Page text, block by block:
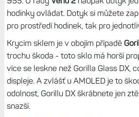
hodinky ovládat. Dotyk si můžete
pro prostředí hodinek, tak pro
Krycím sklem je v obojím případě
trochu škoda - toto sklo má horší
více se leskne než Gorilla Glass DX,
displeje. A zvlášť u AMOLED je to
odolnost, Gorillu DX škrábnete jen
snazší.